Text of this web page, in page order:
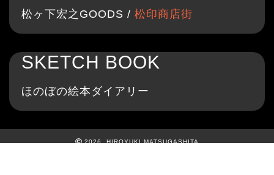
松ヶ下宏之GOODS / 松印商店街
SKETCH BOOK
ほのぼの絵本ダイアリー
2026 HIROYUKI MATSUGASHITA